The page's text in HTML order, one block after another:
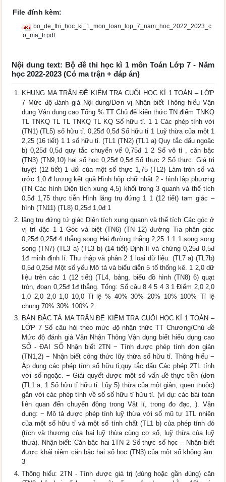
File đính kèm:
bo_de_thi_hoc_ki_1_mon_toan_lop_7_nam_hoc_2022_2023_c
o_ma_tr.pdf
Nội dung text: Bộ đề thi học kì 1 môn Toán Lớp 7 - Năm
học 2022-2023 (Có ma trận + đáp án)
KHUNG MA TRẬN ĐỀ KIỂM TRA CUỐI HỌC KÌ 1 TOÁN – LỚP
7 Mức độ đánh giá Nội dung/Đơn vị Nhận biết Thông hiểu Vận
dụng Vận dụng cao Tổng % TT Chủ đề kiến thức TN điểm TNKQ
TL TNKQ TL TL TNKQ TL KQ Số hữu tỉ. 1 1 Các phép tính với
(TN1) (TL5) số hữu tỉ. 0,25đ 0,5đ Số hữu tỉ 1 Luỹ thừa của một 1
2,25 (16 tiết) 1 1 số hữu tỉ. (TL1 (TN2) (TL1 a) Quy tắc dấu ngoặc
b) 0,25đ 0,5đ quy tắc chuyển vế 0,75đ 1 2 Số vô tỉ , căn bậc
(TN3) (TN9,10) hai số học 0,25đ 0,5đ Số thực 2 Số thực. Giá trị
tuyệt (12 tiết) 1 đối của một số thực 1,75 (TL2) Làm tròn số và
ước 1,0 đ lượng kết quả Hình hộp chữ nhật 2 - hình lập phương
(TN Các hình Diện tích xung 4,5) khối trong 3 quanh và thể tích
0,5đ 1,75 thực tiễn Hình lăng trụ đứng 1 1 (12 tiết) tam giác –
hình (TN11) (TL8) 0,25đ 1,0đ 1
lăng trụ đứng tứ giác Diện tích xung quanh và thể tích Các góc ở
vị trí đặc 1 1 Góc và biệt (TN6) (TN 12) đường Tia phân giác
0,25đ 0,25đ 4 thẳng song Hai đường thẳng 2,25 1 1 1 song song
song (TN7) (TL3 a) (TL3 b) (14 tiết) Định lí và chứng 0,25đ 0,5đ
1đ minh định lí. Thu thập và phân 2 1 loại dữ liệu. (TL7 a) (TL7b)
0,5đ 0,25đ Một số yếu Mô tả và biểu diễn 5 tố thống kê. 1 2,0 dữ
liệu trên các 1 (12 tiết) (TL4, bảng, biểu đồ hình (TN8) 6) quạt
tròn, đoạn 0,25đ 1đ thẳng. Tổng: Số câu 8 4 5 4 3 1 Điểm 2,0 2,0
1,0 2,0 2,0 1,0 10,0 Tỉ lệ % 40% 30% 20% 10% 100% Tỉ lệ
chung 70% 30% 100% 2
BẢN ĐẶC TẢ MA TRẬN ĐỀ KIỂM TRA CUỐI HỌC KÌ 1 TOÁN –
LỚP 7 Số câu hỏi theo mức độ nhận thức TT Chương/Chủ đề
Mức độ đánh giá Vận Nhận Thông Vận dụng biết hiểu dụng cao
SỐ - ĐAI SỐ Nhận biết 2TN − Tính được phép tính đơn giản
(TN1,2) − Nhận biết công thức lũy thừa số hữu tỉ. Thông hiểu −
Áp dụng các phép tính số hữu tỉ,quy tắc dấu Các phép 2TL tính
với số ngoặc. − Giải quyết được một số vấn đề thực tiễn (đơn
(TL1 a, 1 Số hữu tỉ hữu tỉ. Lũy 5) thừa của một giản, quen thuộc)
gắn với các phép tính về số số hữu tỉ hữu tỉ. (ví dụ: các bài toán
liên quan đến chuyển động trong Vật lí, trong đo đạc, ). Vận
dụng: − Mô tả được phép tính luỹ thừa với số mũ tự 1TL nhiên
của một số hữu tỉ và một số tính chất (TL1 b) của phép tính đó
(tích và thương của hai luỹ thừa cùng cơ số, luỹ thừa của luỹ
thừa). Nhận biết: Căn bậc hai 1TN 2 Số thực số học – Nhận biết
được khái niệm căn bậc hai số học (TN3) của một số không âm.
3
Thông hiểu: 2TN - Tính được giá trị (đúng hoặc gần đúng) căn